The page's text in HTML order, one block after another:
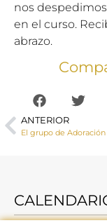
nos
en el curso.
abrazo.
ANTERIOR